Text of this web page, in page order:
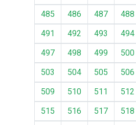
485
486 487 488
491
492 493 494
497
498 499 500
503
504 505 506
509
510 511 512
515
516 517 518